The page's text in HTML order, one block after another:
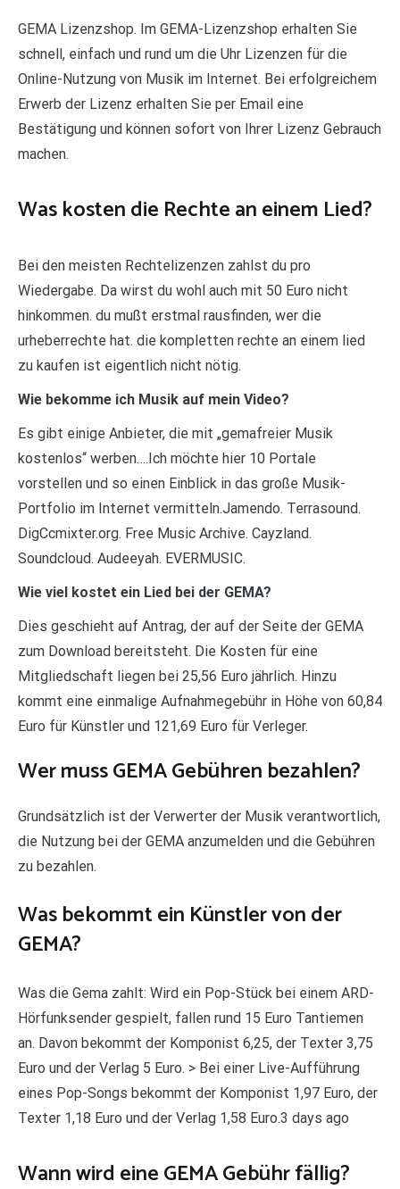
GEMA Lizenzshop. Im GEMA-Lizenzshop erhalten Sie
schnell, einfach und rund um die Uhr Lizenzen für die
Online-Nutzung von Musik im Internet. Bei erfolgreichem
Erwerb der Lizenz erhalten Sie per Email eine
Bestätigung und können sofort von Ihrer Lizenz Gebrauch
machen.
Was kosten die Rechte an einem Lied?
Bei den meisten Rechtelizenzen zahlst du pro
Wiedergabe. Da wirst du wohl auch mit 50 Euro nicht
hinkommen. du mußt erstmal rausfinden, wer die
urheberrechte hat. die kompletten rechte an einem lied
zu kaufen ist eigentlich nicht nötig.
Wie bekomme ich Musik auf mein Video?
Es gibt einige Anbieter, die mit „gemafreier Musik
kostenlos“ werben….Ich möchte hier 10 Portale
vorstellen und so einen Einblick in das große Musik-
Portfolio im Internet vermitteln.Jamendo. Terrasound.
DigCcmixter.org. Free Music Archive. Cayzland.
Soundcloud. Audeeyah. EVERMUSIC.
Wie viel kostet ein Lied bei der GEMA?
Dies geschieht auf Antrag, der auf der Seite der GEMA
zum Download bereitsteht. Die Kosten für eine
Mitgliedschaft liegen bei 25,56 Euro jährlich. Hinzu
kommt eine einmalige Aufnahmegebühr in Höhe von 60,84
Euro für Künstler und 121,69 Euro für Verleger.
Wer muss GEMA Gebühren bezahlen?
Grundsätzlich ist der Verwerter der Musik verantwortlich,
die Nutzung bei der GEMA anzumelden und die Gebühren
zu bezahlen.
Was bekommt ein Künstler von der
GEMA?
Was die Gema zahlt: Wird ein Pop-Stück bei einem ARD-
Hörfunksender gespielt, fallen rund 15 Euro Tantiemen
an. Davon bekommt der Komponist 6,25, der Texter 3,75
Euro und der Verlag 5 Euro. > Bei einer Live-Aufführung
eines Pop-Songs bekommt der Komponist 1,97 Euro, der
Texter 1,18 Euro und der Verlag 1,58 Euro.3 days ago
Wann wird eine GEMA Gebühr fällig?